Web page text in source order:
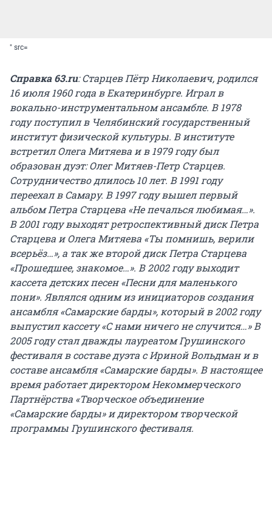
" src=
Справка 63.ru: Старцев Пётр Николаевич, родился
16 июля 1960 года в Екатеринбурге. Играл в
вокально-инструментальном ансамбле. В 1978
году поступил в Челябинский государственный
институт физической культуры. В институте
встретил Олега Митяева и в 1979 году был
образован дуэт: Олег Митяев-Петр Старцев.
Сотрудничество длилось 10 лет. В 1991 году
переехал в Самару. В 1997 году вышел первый
альбом Петра Старцева «Не печалься любимая…».
В 2001 году выходят ретроспективный диск Петра
Старцева и Олега Митяева «Ты помнишь, верили
всерьёз…», а так же второй диск Петра Старцева
«Прошедшее, знакомое…». В 2002 году выходит
кассета детских песен «Песни для маленького
пони». Являлся одним из инициаторов создания
ансамбля «Самарские барды», который в 2002 году
выпустил кассету «С нами ничего не случится…» В
2005 году стал дважды лауреатом Грушинского
фестиваля в составе дуэта с Ириной Вольдман и в
составе ансамбля «Самарские барды». В настоящее
время работает директором Некоммерческого
Партнёрства «Творческое объединение
«Самарские барды» и директором творческой
программы Грушинского фестиваля.